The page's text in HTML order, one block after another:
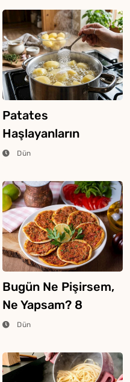
Patates
Haşlayanların
Bilmesi Gereken
Dün
Bugün Ne Pişirsem,
Ne Yapsam? 8
Ağustos 2026
Dün